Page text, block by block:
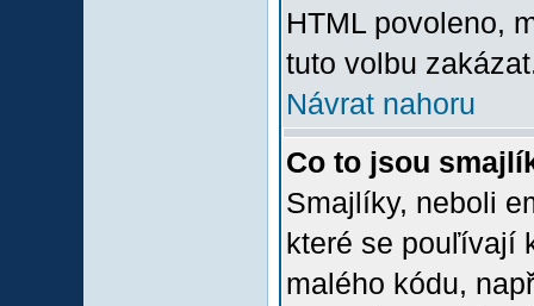
HTML povoleno,
tuto volbu
Návrat nahoru
Co to jsou
Smajlíky, neboli
které se pouľívají
malého kódu,